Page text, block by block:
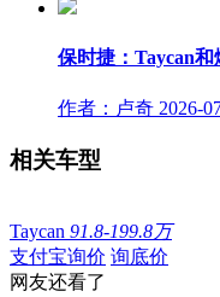
保时捷：Taycan
作者：卢奇 2026-
相关车型
Taycan 91.8-199.8万
支付宝询价 询底价
网友还看了